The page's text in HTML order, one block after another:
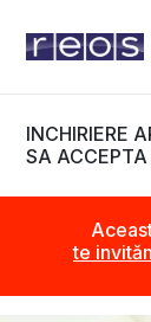
INCHIRIERE
SA
te